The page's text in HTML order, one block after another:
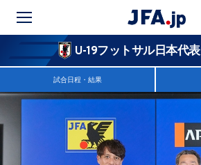
U-19フットサル日本代表
試合日程・結果